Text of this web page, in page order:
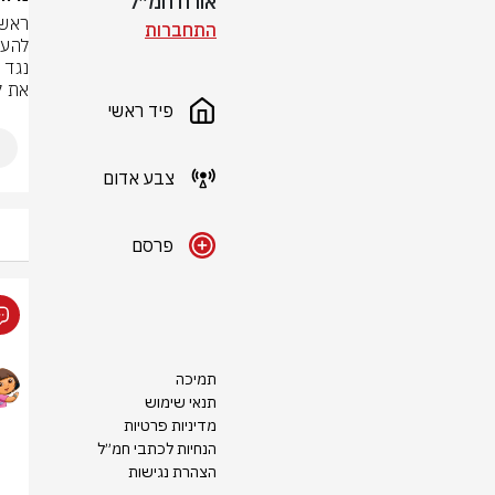
התחברות
פיד ראשי
צבע אדום
פרסם
תמיכה
תנאי שימוש
מדיניות פרטיות
הנחיות לכתבי חמ״ל
הצהרת נגישות
את